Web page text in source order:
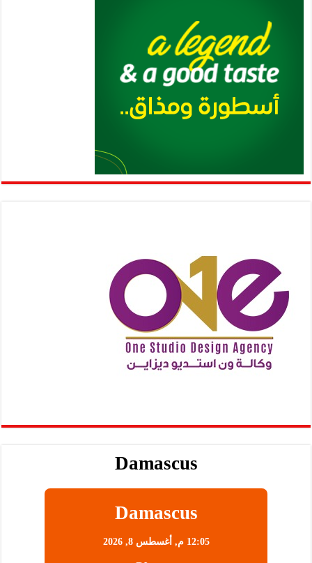
Damascus
Damascus
12:05 م, أغسطس 8, 2026